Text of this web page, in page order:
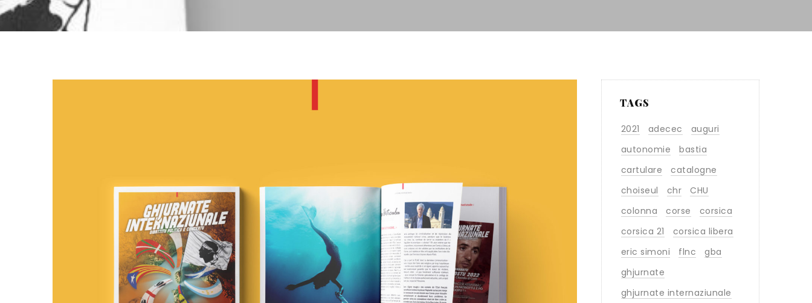
TAGS
2021 adecec
auguri
autonomie
bastia
cartulare
catalogne
choiseul
chr
CHU
colonna
corse
corsica
corsica 21
corsica libera
eric simoni
flnc
gba
ghjurnate
ghjurnate internaziunale